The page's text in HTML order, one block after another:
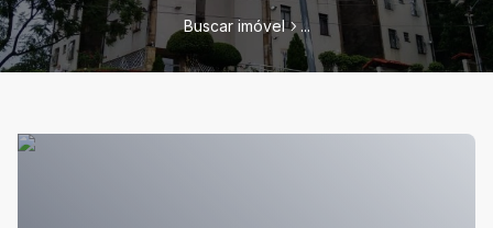
Buscar imóvel ...